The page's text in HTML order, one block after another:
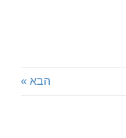
הבא »